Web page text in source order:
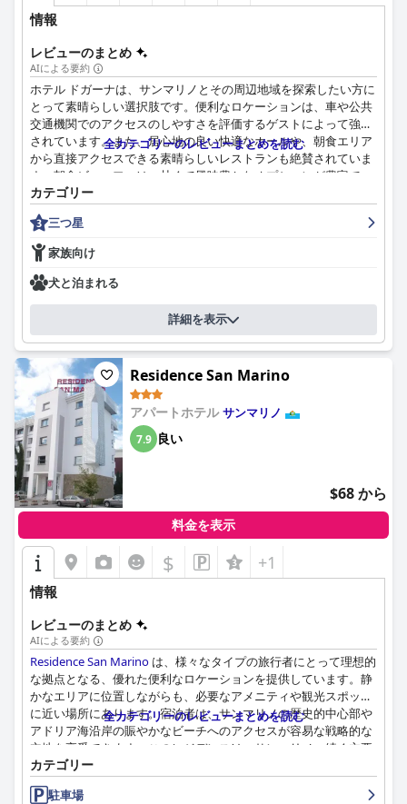
快適なベッドももう一つのハイライトであり、多くのゲストがそ
のサイズとサポートを称賛しています。ダブルベッドと寝具は特
に睡眠の質を高めることで知られていますが、マットレスの摩耗
が時折指摘されています。
全体として、ホテルガスペローニは、その素晴らしいロケーショ
ン、温かく気配りの行き届いたスタッフ、快適な客室、満足のい
く朝食の提供により、サンマリノを探索する旅行者にとって理想
的な選択肢として推奨されています。
情報
レビューのまとめ
AIによる要約
ホテル ドガーナは、サンマリノとその周辺地域を探索したい方に
とって素晴らしい選択肢です。便利なロケーションは、車や公共
交通機関でのアクセスのしやすさを評価するゲストによって強調
されています。また、居心地の良い快適なホールや、朝食エリア
から直接アクセスできる素晴らしいレストランも絶賛されていま
す。朝食ビュッフェは、甘くて風味豊かなオプションが豊富で、
広範囲にわたっており、コストパフォーマンスに優れていると称
賛されています。さらに、フレンドリーで親切なスタッフは、旅
行者に役立つ情報や滞在中のサポートを提供し、素晴らしい存在
です。客室の品質はさまざまで、手入れが行き届いて快適な部屋
もあれば、時代遅れで改修が必要な部屋もあります。ただし、ホ
テルの全体的にまともな清潔さと機能的なアメニティにより、一
泊の立ち寄りや、贅沢さよりも手頃な価格を重視する人に適した
手頃なオプションとなっています。ホテルのベッドの評価はまち
まちですが、ほとんどがまともな睡眠をとるのに十分でした。全
体として、ホテル ドガーナは、いくつかの小さな欠点はあるもの
の、この地域では価格に見合う優れた価値を提供する、まともな
3 つ星の選択肢です。
全カテゴリーのレビューまとめを読む
カテゴリー
三つ星
家族向け
犬と泊まれる
詳細を表示
Residence San Marino
アパートホテルサンマリノ
7.9 良い
$68 から
料金を表示
$ +1
情報
レビューのまとめ
AIによる要約
Residence San Marino は、様々なタイプの旅行者にとって理想的
な拠点となる、優れた便利なロケーションを提供しています。静
かなエリアに位置しながらも、必要なアメニティや観光スポット
に近い場所にあります。宿泊者は、サンマリノの歴史的中心部や
アドリア海沿岸の賑やかなビーチへのアクセスが容易な戦略的な
立地を享受できます。このレジデンスは、サンマリノへ続く主要
道路からアクセス可能で、市内中心部から車で約 10 分、サンマ
リノ・アウトレットまで約 15 分です。
全カテゴリーのレビューまとめを読む
カテゴリー
駐車場